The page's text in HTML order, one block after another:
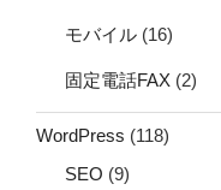
モバイル (16)
固定電話FAX (2)
WordPress (118)
SEO (9)